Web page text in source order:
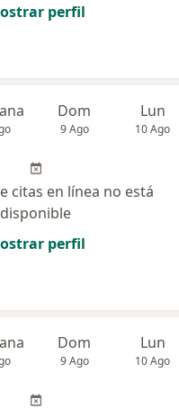
perfil
Dom
9 Ago
Lun
10 Ago
citas en línea no está
disponible
perfil
Dom
9 Ago
Lun
10 Ago